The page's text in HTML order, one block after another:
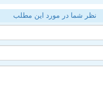
نظر شما در مورد این مطلب